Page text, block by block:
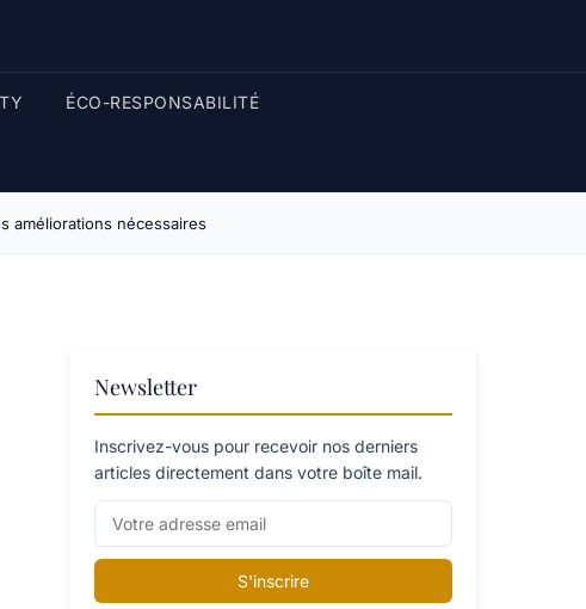
ÉCO-RESPONSABILITÉ
améliorations nécessaires
Newsletter
Inscrivez-vous pour recevoir nos derniers
articles directement dans votre boîte mail.
S'inscrire